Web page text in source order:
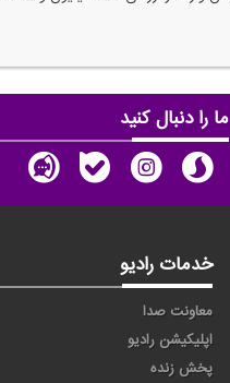
ما را دنبال کنید
خدمات رادیو
معاونت صدا
اپلیکیشن رادیو
پخش زنده